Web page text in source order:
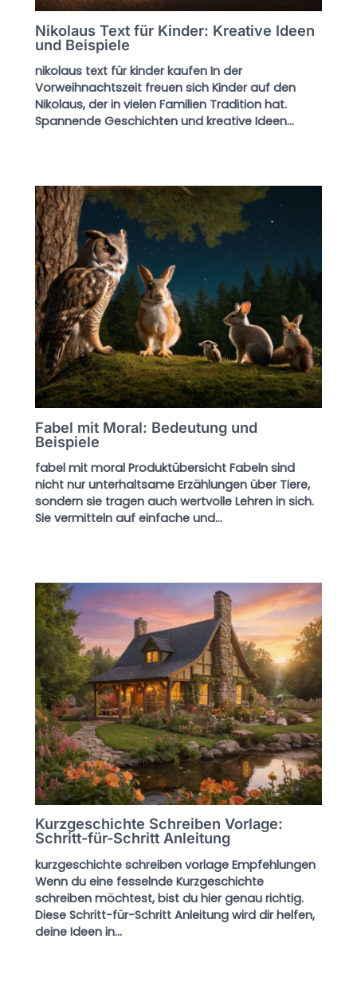
Nikolaus Text für Kinder: Kreative Ideen
und Beispiele
nikolaus text für kinder kaufen In der
Vorweihnachtszeit freuen sich Kinder auf den
Nikolaus, der in vielen Familien Tradition hat.
Spannende Geschichten und kreative Ideen…
Fabel mit Moral: Bedeutung und
Beispiele
fabel mit moral Produktübersicht Fabeln sind
nicht nur unterhaltsame Erzählungen über Tiere,
sondern sie tragen auch wertvolle Lehren in sich.
Sie vermitteln auf einfache und…
Kurzgeschichte Schreiben Vorlage:
Schritt-für-Schritt Anleitung
kurzgeschichte schreiben vorlage Empfehlungen
Wenn du eine fesselnde Kurzgeschichte
schreiben möchtest, bist du hier genau richtig.
Diese Schritt-für-Schritt Anleitung wird dir helfen,
deine Ideen in…